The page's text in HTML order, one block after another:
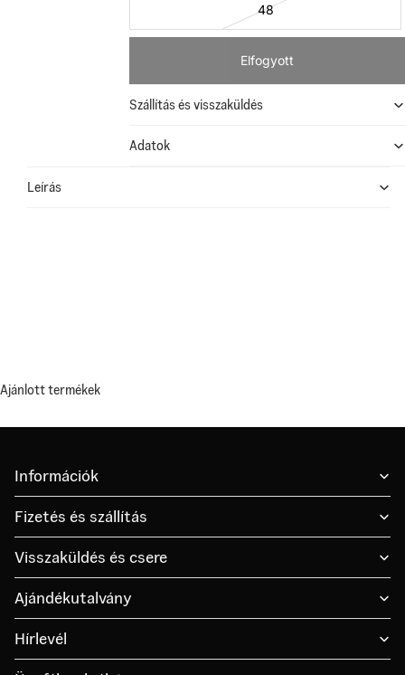
48
Elfogyott
Szállítás és visszaküldés
Adatok
Leírás
Ajánlott termékek
Információk
Fizetés és szállítás
Visszaküldés és csere
Ajándékutalvány
Hírlevél